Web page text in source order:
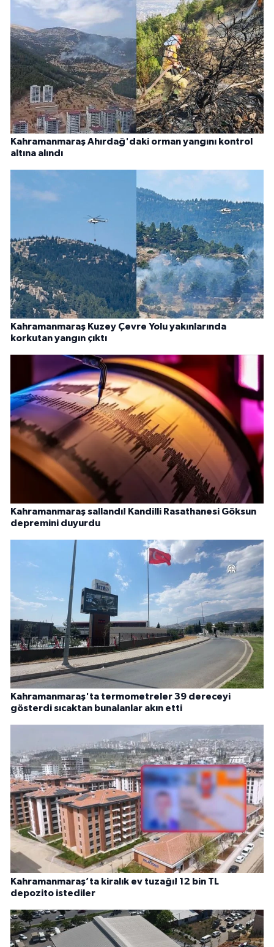
Kahramanmaraş Ahırdağ'daki orman yangını kontrol
altına alındı
Kahramanmaraş Kuzey Çevre Yolu yakınlarında
korkutan yangın çıktı
Kahramanmaraş sallandı! Kandilli Rasathanesi Göksun
depremini duyurdu
Kahramanmaraş'ta termometreler 39 dereceyi
gösterdi sıcaktan bunalanlar akın etti
Kahramanmaraş’ta kiralık ev tuzağı! 12 bin TL
depozito istediler